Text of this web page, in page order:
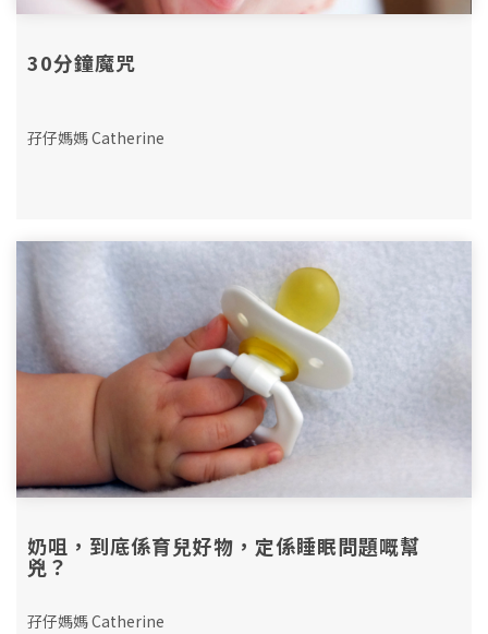
30分鐘魔咒
孖仔媽媽 Catherine
奶咀，到底係育兒好物，定係睡眠問題嘅幫
兇？
孖仔媽媽 Catherine